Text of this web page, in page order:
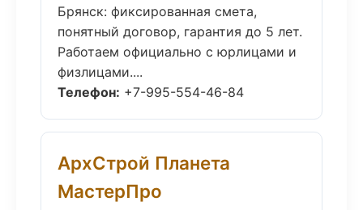
Брянск: фиксированная смета,
понятный договор, гарантия до 5 лет.
Работаем официально с юрлицами и
физлицами....
Телефон: +7-995-554-46-84
АрхСтрой Планета
МастерПро